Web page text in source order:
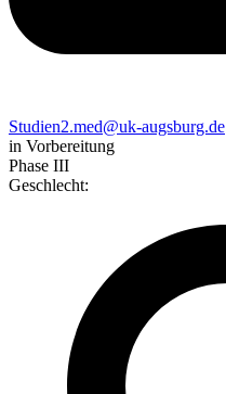
Studien2.med@uk-augsburg.de
in Vorbereitung
Phase III
Geschlecht: